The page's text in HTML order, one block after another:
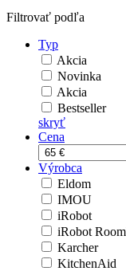
Filtrovať podľa
Typ
Akcia
Novinka
Akcia
Bestseller
skryť
Cena
Výrobca
Eldom
IMOU
iRobot
iRobot
Karcher
KitchenAid